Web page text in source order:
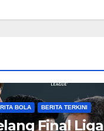
BOLA BERITA TERKINI
Final Liga